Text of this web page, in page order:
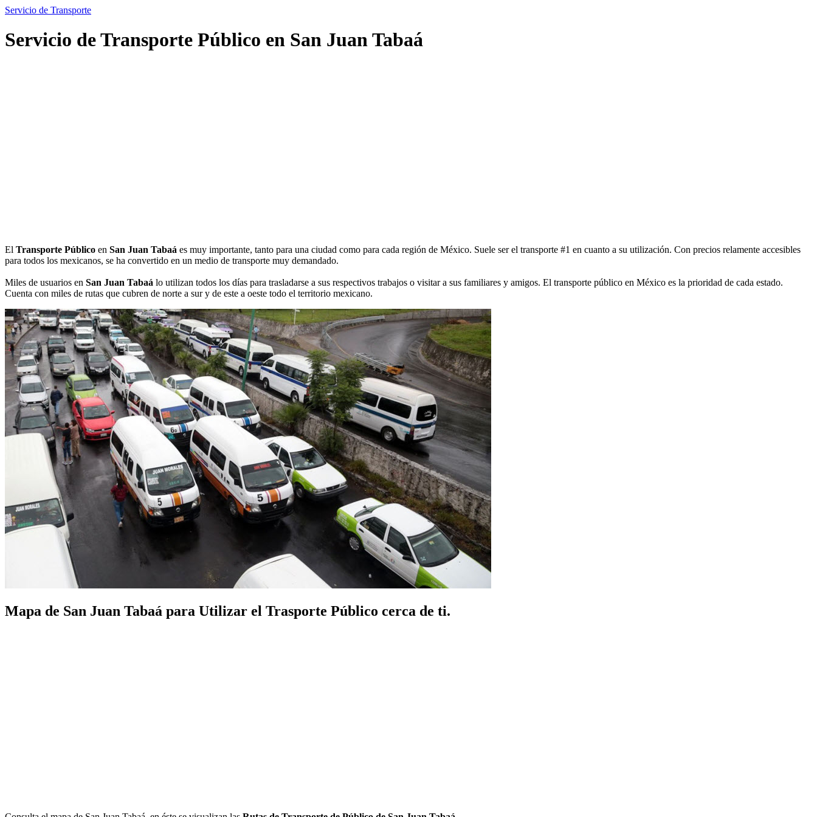
Servicio de Transporte
Servicio de Transporte Público en San Juan Tabaá
El Transporte Público en San Juan Tabaá es muy importante, tanto para una ciudad como para cada región de México. Suele ser el transporte #1 en cuanto a su utilización. Con precios relamente accesibles
para todos los mexicanos, se ha convertido en un medio de transporte muy demandado.
Miles de usuarios en San Juan Tabaá lo utilizan todos los días para trasladarse a sus respectivos trabajos o visitar a sus familiares y amigos. El transporte público en México es la prioridad de cada estado.
Cuenta con miles de rutas que cubren de norte a sur y de este a oeste todo el territorio mexicano.
Mapa de San Juan Tabaá para Utilizar el Trasporte Público cerca de ti.